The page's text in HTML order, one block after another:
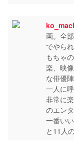
画。全
でやら
もちゃ
楽、映
な俳優
一人に
非常に
のエン
一番い
と11人